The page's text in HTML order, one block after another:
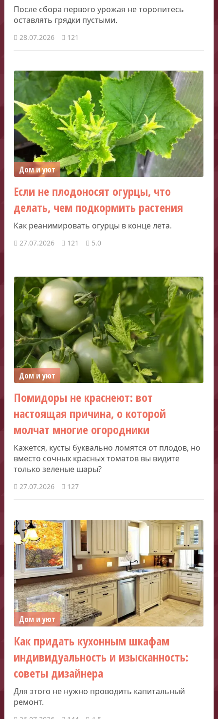
После сбора первого урожая не торопитесь
оставлять грядки пустыми.
28.07.2026 121
Дом и уют
Если не плодоносят огурцы, что
делать, чем подкормить растения
Как реанимировать огурцы в конце лета.
27.07.2026 121 5.0
Дом и уют
Помидоры не краснеют: вот
настоящая причина, о которой
молчат многие огородники
Кажется, кусты буквально ломятся от плодов, но
вместо сочных красных томатов вы видите
только зеленые шары?
27.07.2026 127
Дом и уют
Как придать кухонным шкафам
индивидуальность и изысканность:
советы дизайнера
Для этого не нужно проводить капитальный
ремонт.